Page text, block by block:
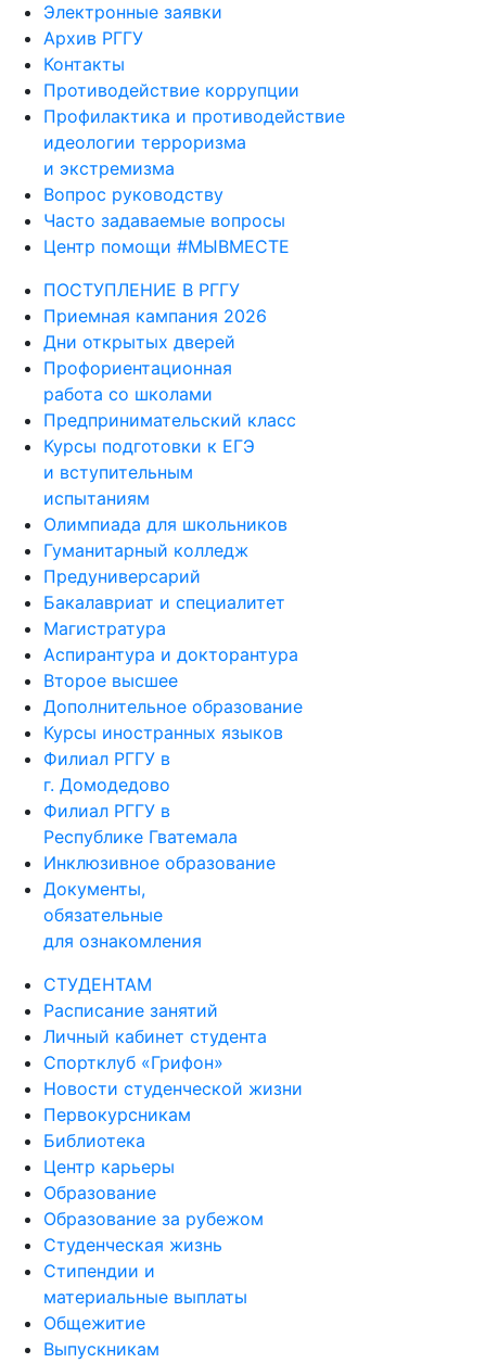
Электронные заявки
Архив РГГУ
Контакты
Противодействие коррупции
Профилактика и противодействие
идеологии терроризма
и экстремизма
Вопрос руководству
Часто задаваемые вопросы
Центр помощи #МЫВМЕСТЕ
ПОСТУПЛЕНИЕ В РГГУ
Приемная кампания 2026
Дни открытых дверей
Профориентационная
работа со школами
Предпринимательский класс
Курсы подготовки к ЕГЭ
и вступительным
испытаниям
Олимпиада для школьников
Гуманитарный колледж
Предуниверсарий
Бакалавриат и специалитет
Магистратура
Аспирантура и докторантура
Второе высшее
Дополнительное образование
Курсы иностранных языков
Филиал РГГУ в
г. Домодедово
Филиал РГГУ в
Республике Гватемала
Инклюзивное образование
Документы,
обязательные
для ознакомления
СТУДЕНТАМ
Расписание занятий
Личный кабинет студента
Спортклуб «Грифон»
Новости студенческой жизни
Первокурсникам
Библиотека
Центр карьеры
Образование
Образование за рубежом
Студенческая жизнь
Стипендии и
материальные выплаты
Общежитие
Выпускникам